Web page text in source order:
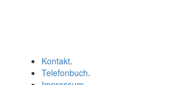
Kontakt.
Telefonbuch.